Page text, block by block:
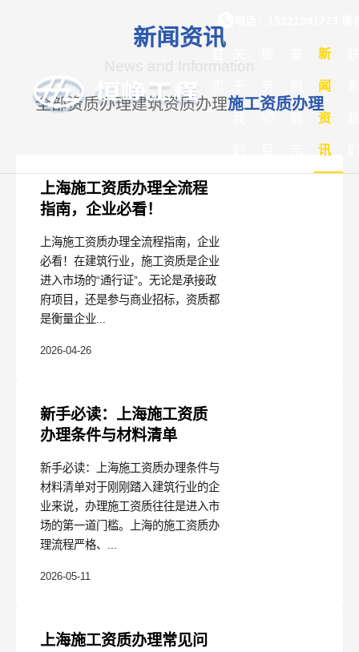
新
闻
资
讯
新闻资讯
全部资质办理建筑资质办理施工资质办理
上海施工资质办理全流程
指南，企业必看！
上海施工资质办理全流程指南，企业
必看！在建筑行业，施工资质是企业
进入市场的“通行证”。无论是承接政
府项目，还是参与商业招标，资质都
是衡量企业...
2026-04-26
新手必读：上海施工资质
办理条件与材料清单
新手必读：上海施工资质办理条件与
材料清单对于刚刚踏入建筑行业的企
业来说，办理施工资质往往是进入市
场的第一道门槛。上海的施工资质办
理流程严格、...
2026-05-11
上海施工资质办理常见问